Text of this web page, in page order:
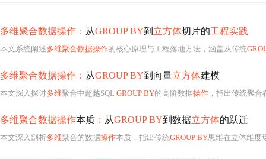
多维聚合数据操作： 从GROUP BY到 立方体切片的工程实践
本文系统阐述多维聚合数据操作的核心原理与工程落地方法，涵盖从传统
多维聚合数据操作： 从GROUP BY到向量立方体建模
本文深入探讨多维聚合中超越SQL GROUP BY的高阶数据操作 ，指出传统聚合在维度爆炸、下钻支持和指标依赖上的三大陷
多维聚合数据操作本质 ： 从GROUP BY到数据立方体的跃迁
本文深入剖析多维聚合的数据操作本质，指出传统GROUP BY思维在立体维度场景下